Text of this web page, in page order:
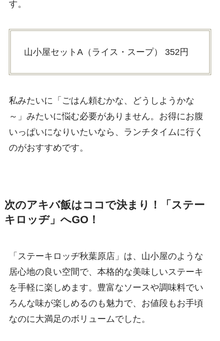
す。
山小屋セットA（ライス・スープ） 352円
私みたいに「ごはん頼むかな、どうしようかな
～」みたいに悩む必要がありません。お得にお腹
いっぱいになりいたいなら、ランチタイムに行く
のがおすすめです。
次のアキバ飯はココで決まり！「ステー
キロッヂ」へGO！
「ステーキロッヂ秋葉原店」は、山小屋のような
居心地の良い空間で、本格的な美味しいステーキ
を手軽に楽しめます。豊富なソースや調味料でい
ろんな味が楽しめるのも魅力で、お値段もお手頃
なのに大満足のボリュームでした。